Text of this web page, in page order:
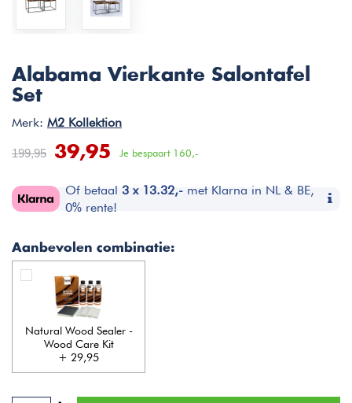
Alabama Vierkante Salontafel
Set
Merk: M2 Kollektion
199,95 39,95 Je bespaart 160,-
Of betaal 3 x 13.32,-met Klarna in NL & BE,
0% rente!
Aanbevolen combinatie:
Natural Wood Sealer -
Wood Care Kit
+ 29,95